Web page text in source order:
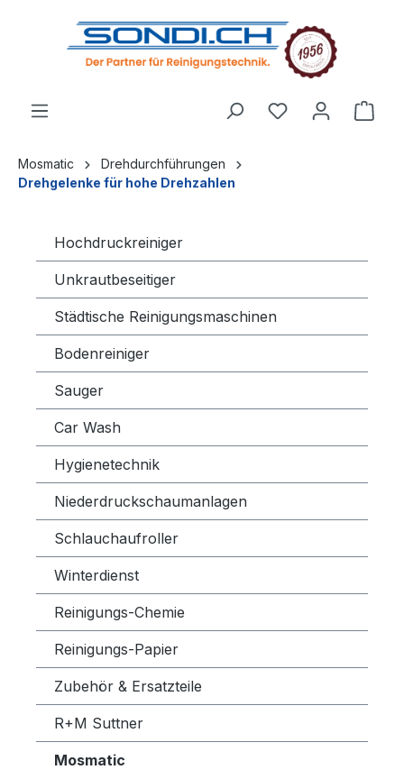
springen
Mosmatic
Drehdurchführungen
Drehgelenke für hohe Drehzahlen
Hochdruckreiniger
Unkrautbeseitiger
Städtische Reinigungsmaschinen
Bodenreiniger
Sauger
Car Wash
Hygienetechnik
Niederdruckschaumanlagen
Schlauchaufroller
Winterdienst
Reinigungs-Chemie
Reinigungs-Papier
Zubehör & Ersatzteile
R+M Suttner
Mosmatic